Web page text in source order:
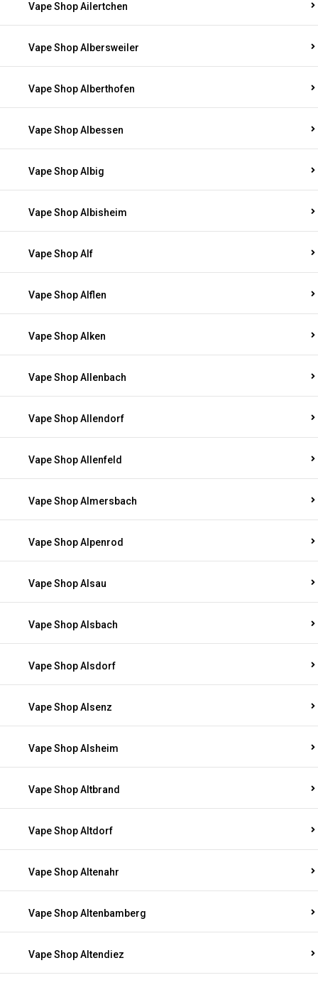
Vape Shop Ailertchen
Vape Shop Albersweiler
Vape Shop Alberthofen
Vape Shop Albessen
Vape Shop Albig
Vape Shop Albisheim
Vape Shop Alf
Vape Shop Alflen
Vape Shop Alken
Vape Shop Allenbach
Vape Shop Allendorf
Vape Shop Allenfeld
Vape Shop Almersbach
Vape Shop Alpenrod
Vape Shop Alsau
Vape Shop Alsbach
Vape Shop Alsdorf
Vape Shop Alsenz
Vape Shop Alsheim
Vape Shop Altbrand
Vape Shop Altdorf
Vape Shop Altenahr
Vape Shop Altenbamberg
Vape Shop Altendiez